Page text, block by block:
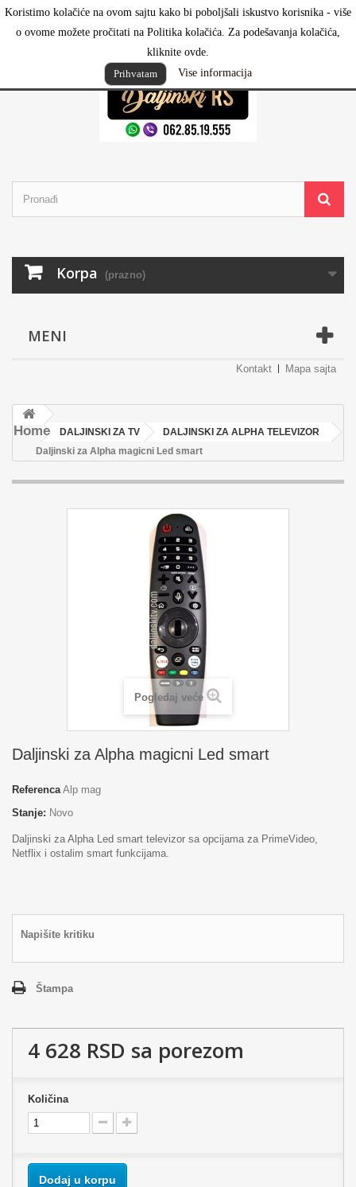
Koristimo kolačiće na ovom sajtu kako bi poboljšali iskustvo korisnika - više
o ovome možete pročitati na Politika kolačića. Za podešavanja kolačića,
kliknite ovde.
Prihvatam
Vise informacija
Prijavi se
Korpa (prazno)
MENI
Kontakt Mapa sajta
Home DALJINSKI ZA TV
DALJINSKI ZA ALPHA TELEVIZOR
Daljinski za Alpha magicni Led smart
Pogledaj veće
Daljinski za Alpha magicni Led smart
Referenca Alp mag
Stanje: Novo
Daljinski za Alpha Led smart televizor sa opcijama za PrimeVideo,
Netflix i ostalim smart funkcijama.
Napišite kritiku
Štampa
4 628 RSD sa porezom
Količina
Dodaj u korpu